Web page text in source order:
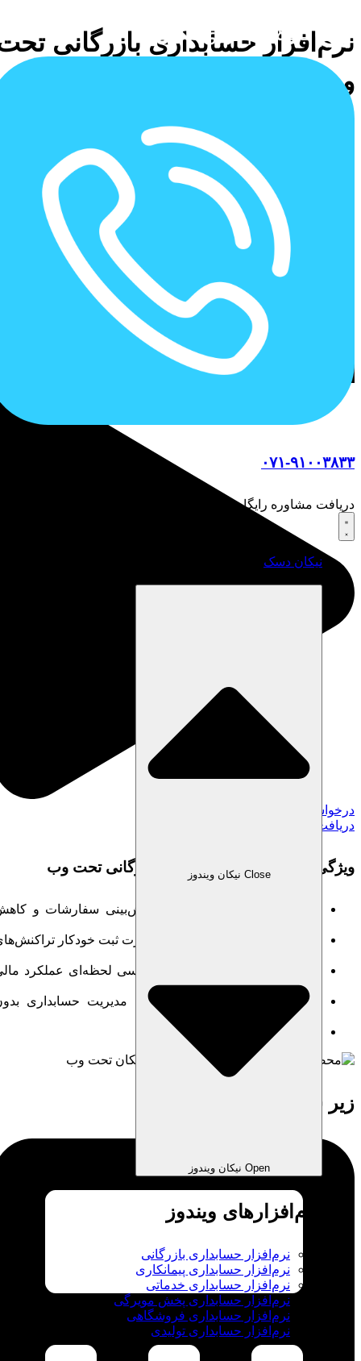
۰۷۱-۹۱۰۰۳۸۳۳
دریافت مشاوره رایگان
نیکان دسک
Close نیکان ویندوز
Open نیکان ویندوز
نرم‌افزارهای ویندوز
نرم‌افزار حسابداری بازرگانی
نرم‌افزار حسابداری پیمانکاری
نرم‌افزار حسابداری خدماتی
نرم‌افزار حسابداری پخش مویرگی
نرم‌افزار حسابداری فروشگاهی
نرم‌افزار حسابداری تولیدی
نرم‌افزار حسابداری بازرگانی تحت‌
وب نیکان – کنترل مالی و مدیریت
هوشمند انبارداری
مدیریت مالی و موجودی کالا را از هرجا و در هر زمان در دست بگیرید.
نرم‌افزار حسابداری بازرگانی تحت وب نیکان، راهکاری پیشرفته برای
کسب‌وکارهای بازرگانی، عمده‌فروشی و خرده‌فروشی است. که نیاز
کنترل دقیق خرید، فروش و انبارداری
دارند. با این سیستم، تمامی
تراکنش‌های مالی، موجودی کالاها و تحلیل‌های سود و زیان را
یکپارچه و آنلاین
مدیریت کنید.
درخواست خرید نرم افزار
دریافت مشاوره
ویژگی‌های نرم افزار حسابداری بازرگانی تحت وب
مدیریت دقیق سطح موجودی، پیش‌بینی سفارشات و کاهش
یکپارچه‌سازی مالی و فروش به‌صورت ثبت خودکار تراکنش‌های
محاسبه خودکار سود و زیان – بررسی لحظه‌ای عملکرد مالی
کسب‌وکار
دسترسی تحت وب از هر دستگاه مدیریت حسابداری بدون
محدودیت مکانی
امنیت بالا و پشتیبان‌گیری خودکار
زیر سیستم‌ها